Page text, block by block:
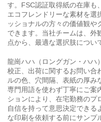
す。FSC認証取得紙の在庫も
エコフレンドリーな素材を選
ッショナルの方々の価値観や
できます。当社チームは、外
点から、最適な選択肢につい
龍崗ハハ（ロングガン・ハハ
校正、出荷に関するお問い合
ルの色、穴間隔、表紙の厚み
専門用語を使わず丁寧にご案
ションにより、在宅勤務のプ
自信を持って意思決定できる
な印刷を依頼する前にサンプ